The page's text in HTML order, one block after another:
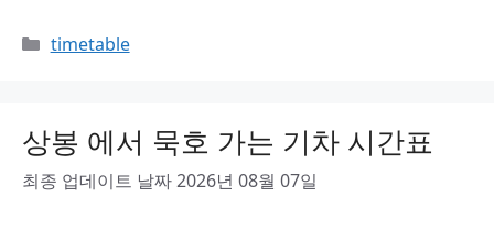
Categories
timetable
상봉 에서 묵호 가는 기차 시간표
최종 업데이트 날짜 2026년 08월 07일